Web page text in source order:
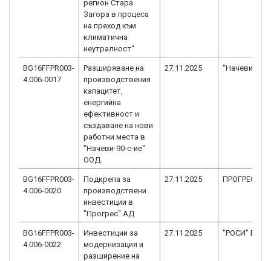
регион Стара
Загора в процеса
на преход към
климатична
неутралност“
BG16FFPR003-
4.006-0017
Разширяване на
производствения
капацитет,
енергийна
ефективност и
създаване на нови
работни места в
"Начеви-90-с-ие"
ООД.
27.11.2025 "Начеви-90-
BG16FFPR003-
4.006-0020
Подкрепа за
производствени
инвестиции в
"Прогрес" АД
27.11.2025 ПРОГРЕС АД
BG16FFPR003-
4.006-0022
Инвестиции за
модернизация и
разширение на
27.11.2025 "РОСИ" ЕООД